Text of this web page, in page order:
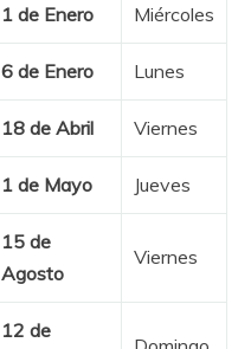
1 de Enero Miércoles
6 de Enero Lunes
18 de Abril Viernes
1 de Mayo Jueves
15 de
Agosto
Viernes
12 de